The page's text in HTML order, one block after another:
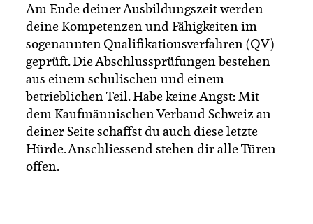
Am Ende deiner Ausbildungszeit werden
deine Kompetenzen und Fähigkeiten im
sogenannten Qualifikationsverfahren (QV)
geprüft. Die Abschlussprüfungen bestehen
aus einem schulischen und einem
betrieblichen Teil. Habe keine Angst: Mit
dem Kaufmännischen Verband Schweiz an
deiner Seite schaffst du auch diese letzte
Hürde. Anschliessend stehen dir alle Türen
offen.